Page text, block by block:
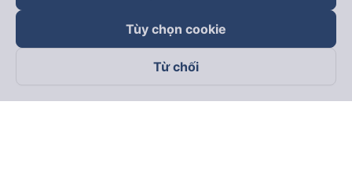
Theo dõi chúng tôi trên
Tùy chọn cookie
Từ chối